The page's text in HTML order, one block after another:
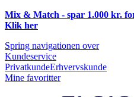
Mix & Match - spar 1.000 kr.
Klik her
Spring navigationen over
Kundeservice
PrivatkundeErhvervskunde
Mine favoritter